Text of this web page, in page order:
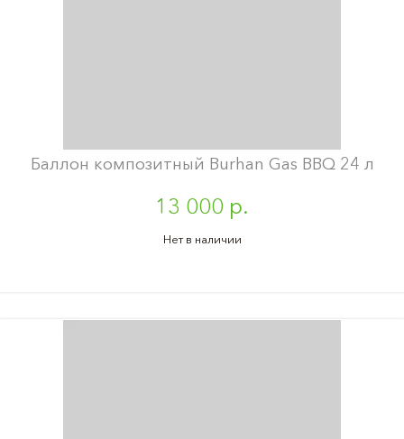
Баллон композитный Burhan Gas BBQ 24 л
13 000 р.
Нет в наличии